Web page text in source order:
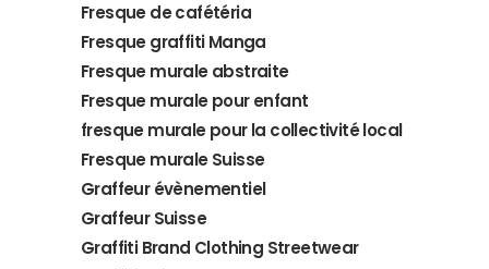
Fresque de cafétéria
Fresque graffiti Manga
Fresque murale abstraite
Fresque murale pour enfant
fresque murale pour la collectivité local
Fresque murale Suisse
Graffeur évènementiel
Graffeur Suisse
Graffiti Brand Clothing Streetwear